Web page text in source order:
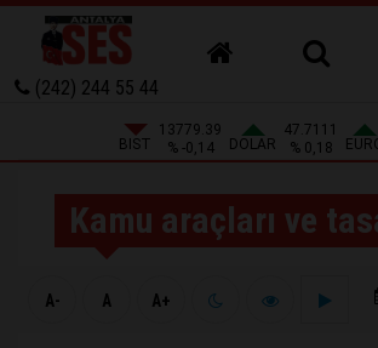
(242) 244 55 44
BIST
13779.39
% -0,14
DOLAR
47.7111
% 0,18
Kamu araçları ve
A- A A+